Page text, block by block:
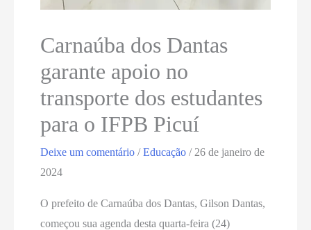
Carnaúba dos Dantas
garante apoio no
transporte dos estudantes
para o IFPB Picuí
Deixe um comentário /Educação / 26 de janeiro de
2024
O prefeito de Carnaúba dos Dantas, Gilson Dantas,
começou sua agenda desta quarta-feira (24)